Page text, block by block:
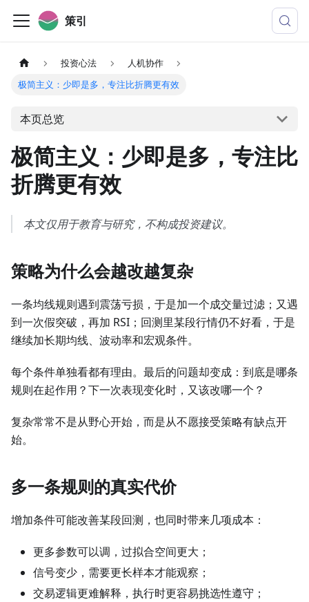
策引
投资心法
人机协作
极简主义：少即是多，专注比折腾更有效
本页总览
极简主义：少即是多，专注比
折腾更有效
本文仅用于教育与研究，不构成投资建议。
策略为什么会越改越复杂
一条均线规则遇到震荡亏损，于是加一个成交量过滤；又遇
到一次假突破，再加 RSI；回测里某段行情仍不好看，于是
继续加长期均线、波动率和宏观条件。
每个条件单独看都有理由。最后的问题却变成：到底是哪条
规则在起作用？下一次表现变化时，又该改哪一个？
复杂常常不是从野心开始，而是从不愿接受策略有缺点开
始。
多一条规则的真实代价
增加条件可能改善某段回测，也同时带来几项成本：
更多参数可以调，过拟合空间更大；
信号变少，需要更长样本才能观察；
交易逻辑更难解释，执行时更容易挑选性遵守；